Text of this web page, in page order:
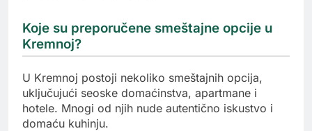
Koje su preporučene smeštajne opcije u
Kremnoj?
U Kremnoj postoji nekoliko smeštajnih opcija,
uključujući seoske domaćinstva, apartmane i
hotele. Mnogi od njih nude autentično iskustvo i
domaću kuhinju.